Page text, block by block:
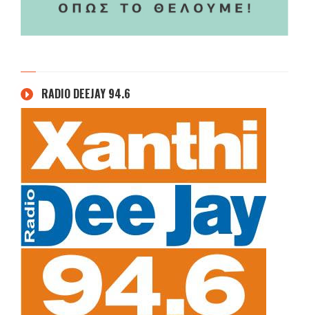
RADIO DEEJAY 94.6